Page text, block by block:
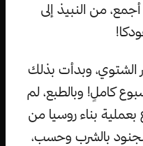
من النبيذ إلى
الشتوي، وبدأت بذلك
كاملٍ! وبالطبع، لم
بناء روسيا من
بالشرب وحسب،